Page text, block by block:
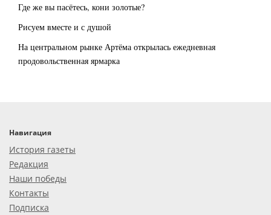
Где же вы пасётесь, кони золотые?
Рисуем вместе и с душой
На центральном рынке Артёма открылась ежедневная
продовольственная ярмарка
Навигация
История газеты
Редакция
Наши победы
Контакты
Подписка